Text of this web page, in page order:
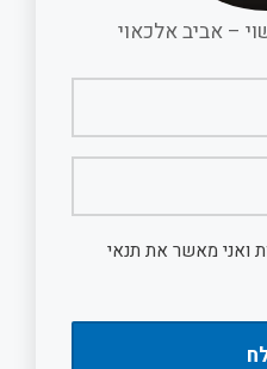
– אביב אלכאוי
ואני מאשר את תנאי